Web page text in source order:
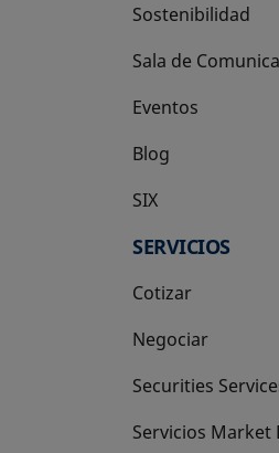
Sostenibilidad
Sala de
Eventos
Blog
SIX
se abre en una
SERVICIOS
Cotizar
Negociar
Securities
Servicios Market